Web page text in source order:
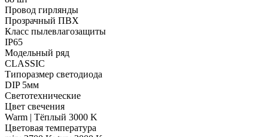
Провод гирлянды
Прозрачный ПВХ
Класс пылевлагозащиты
IP65
Модельный ряд
CLASSIC
Типоразмер светодиода
DIP 5мм
Светотехнические
Цвет свечения
Warm | Тёплый 3000 K
Цветовая температура